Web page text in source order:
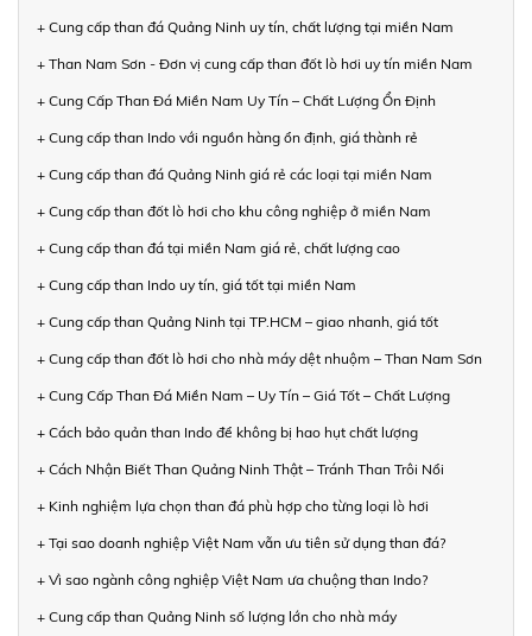
+ Cung cấp than đá Quảng Ninh uy tín, chất lượng tại miền Nam
+ Than Nam Sơn - Đơn vị cung cấp than đốt lò hơi uy tín miền Nam
+ Cung Cấp Than Đá Miền Nam Uy Tín – Chất Lượng Ổn Định
+ Cung cấp than Indo với nguồn hàng ổn định, giá thành rẻ
+ Cung cấp than đá Quảng Ninh giá rẻ các loại tại miền Nam
+ Cung cấp than đốt lò hơi cho khu công nghiệp ở miền Nam
+ Cung cấp than đá tại miền Nam giá rẻ, chất lượng cao
+ Cung cấp than Indo uy tín, giá tốt tại miền Nam
+ Cung cấp than Quảng Ninh tại TP.HCM – giao nhanh, giá tốt
+ Cung cấp than đốt lò hơi cho nhà máy dệt nhuộm – Than Nam Sơn
+ Cung Cấp Than Đá Miền Nam – Uy Tín – Giá Tốt – Chất Lượng
+ Cách bảo quản than Indo để không bị hao hụt chất lượng
+ Cách Nhận Biết Than Quảng Ninh Thật – Tránh Than Trôi Nổi
+ Kinh nghiệm lựa chọn than đá phù hợp cho từng loại lò hơi
+ Tại sao doanh nghiệp Việt Nam vẫn ưu tiên sử dụng than đá?
+ Vì sao ngành công nghiệp Việt Nam ưa chuộng than Indo?
+ Cung cấp than Quảng Ninh số lượng lớn cho nhà máy